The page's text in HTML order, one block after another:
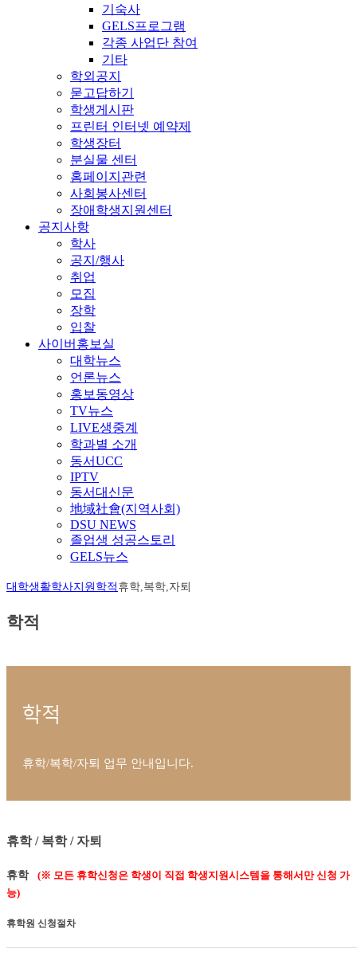
기숙사
GELS프로그램
각종 사업단 참여
기타
학외공지
묻고답하기
학생게시판
프린터 인터넷 예약제
학생장터
분실물 센터
홈페이지관련
사회봉사센터
장애학생지원센터
공지사항
학사
공지/행사
취업
모집
장학
입찰
사이버홍보실
대학뉴스
언론뉴스
홍보동영상
TV뉴스
LIVE생중계
학과별 소개
동서UCC
IPTV
동서대신문
地域社會(지역사회)
DSU NEWS
졸업생 성공스토리
GELS뉴스
대학생활학사지원 학적 휴학,복학,자퇴
학적
학적
휴학/복학/자퇴 업무 안내입니다.
휴학 / 복학 / 자퇴
휴학
(※ 모든 휴학신청은 학생이 직접 학생지원시스템을 통해서만 신청 가
능)
휴학원 신청절차